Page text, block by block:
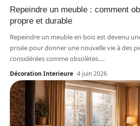
Repeindre un meuble : comment
propre et durable
Repeindre un meuble en bois est devenu
prisée pour donner une nouvelle vie à des
considérées comme obsolètes.…
Décoration Interieure 4 juin 2026